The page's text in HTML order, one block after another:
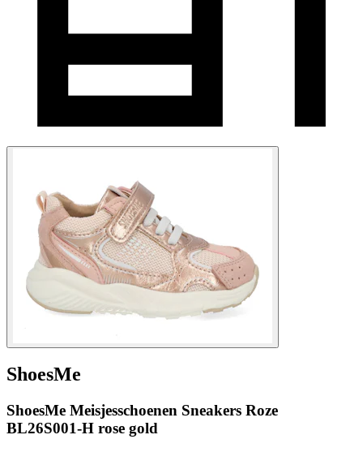
ShoesMe
ShoesMe Meisjesschoenen Sneakers Roze
BL26S001-H rose gold